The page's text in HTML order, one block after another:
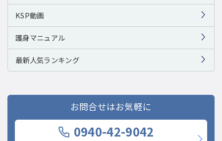
KSP動画
護身マニュアル
最新人気ランキング
お問合せはお気軽に
0940-42-9042